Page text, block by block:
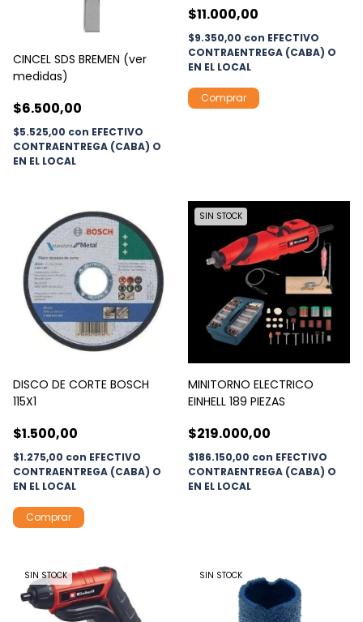
CINCEL SDS BREMEN (ver
medidas)
$6.500,00
$5.525,00 con EFECTIVO
CONTRAENTREGA (CABA) O
EN EL LOCAL
$11.000,00
$9.350,00 con EFECTIVO
CONTRAENTREGA (CABA) O
EN EL LOCAL
DISCO DE CORTE BOSCH
115X1
$1.500,00
$1.275,00 con EFECTIVO
CONTRAENTREGA (CABA) O
EN EL LOCAL
SIN STOCK
MINITORNO ELECTRICO
EINHELL 189 PIEZAS
$219.000,00
$186.150,00 con EFECTIVO
CONTRAENTREGA (CABA) O
EN EL LOCAL
SIN STOCK SIN STOCK